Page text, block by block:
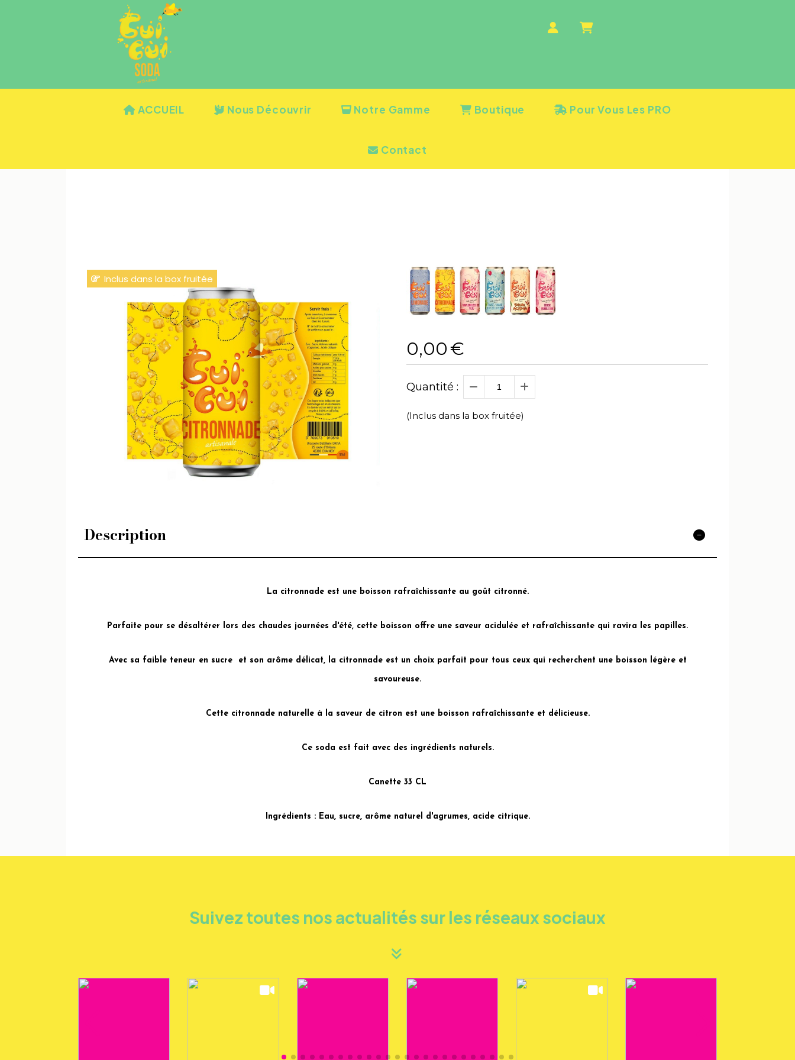
ACCUEIL Nous Découvrir Notre Gamme Boutique Pour Vous Les PRO
Contact
Inclus dans la box fruitée
0,00€
Quantité :
(Inclus dans la box fruitée)
Description
La citronnade est une boisson rafraîchissante au goût citronné.
Parfaite pour se désaltérer lors des chaudes journées d'été, cette boisson offre une saveur acidulée et rafraîchissante qui ravira les papilles.
Avec sa faible teneur en sucre et son arôme délicat, la citronnade est un choix parfait pour tous ceux qui recherchent une boisson légère et
savoureuse.
Cette citronnade naturelle à la saveur de citron est une boisson rafraîchissante et délicieuse.
Ce soda est fait avec des ingrédients naturels.
Canette 33 CL
Ingrédients : Eau, sucre, arôme naturel d'agrumes, acide citrique.
Suivez toutes nos actualités sur les réseaux sociaux
